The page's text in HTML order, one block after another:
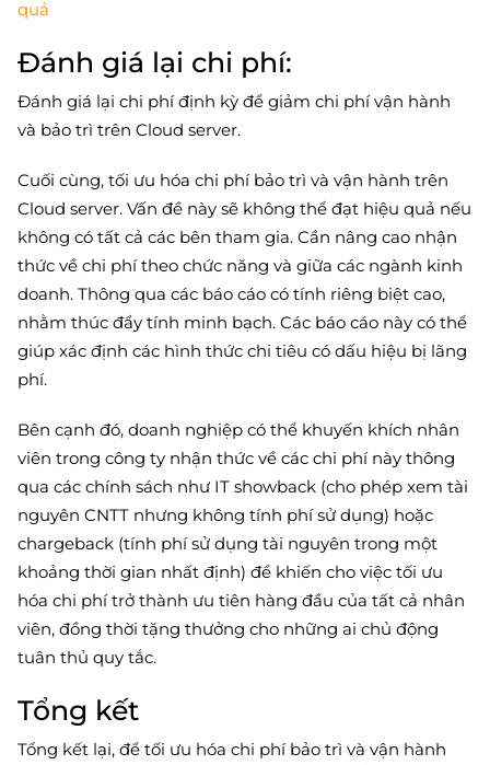
quả
Đánh giá lại chi phí:
Đánh giá lại chi phí định kỳ để giảm chi phí vận hành
và bảo trì trên Cloud server.
Cuối cùng, tối ưu hóa chi phí bảo trì và vận hành trên
Cloud server. Vấn đề này sẽ không thể đạt hiệu quả nếu
không có tất cả các bên tham gia. Cần nâng cao nhận
thức về chi phí theo chức năng và giữa các ngành kinh
doanh. Thông qua các báo cáo có tính riêng biệt cao,
nhằm thúc đẩy tính minh bạch. Các báo cáo này có thể
giúp xác định các hình thức chi tiêu có dấu hiệu bị lãng
phí.
Bên cạnh đó, doanh nghiệp có thể khuyến khích nhân
viên trong công ty nhận thức về các chi phí này thông
qua các chính sách như IT showback (cho phép xem tài
nguyên CNTT nhưng không tính phí sử dụng) hoặc
chargeback (tính phí sử dụng tài nguyên trong một
khoảng thời gian nhất định) để khiến cho việc tối ưu
hóa chi phí trở thành ưu tiên hàng đầu của tất cả nhân
viên, đồng thời tặng thưởng cho những ai chủ động
tuân thủ quy tắc.
Tổng kết
Tổng kết lại, để tối ưu hóa chi phí bảo trì và vận hành